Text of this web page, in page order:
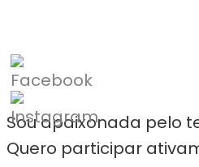
Sou apaixonada pelo
Quero participar